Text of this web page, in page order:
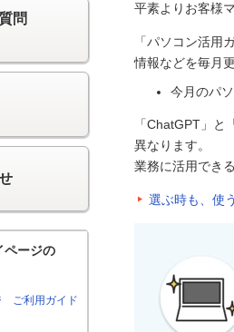
平素よりお客様
「パソコン活用
情報などを毎月
今月のパ
「ChatGPT」
異なります。
業務に活用でき
選ぶ時も、使
問
ページの
ご利用ガイド